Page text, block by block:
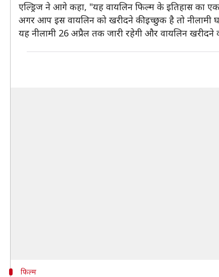
एल्ड्रिज ने आगे कहा, "यह वायलिन फिल्म के इतिहास का
अगर आप इस वायलिन को खरीदने की इच्छुक है तो
यह नीलामी 26 अप्रैल तक जारी रहेगी और वायलिन खरीदने
फिल्म